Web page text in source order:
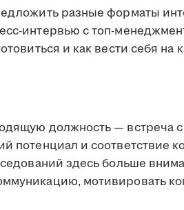
разные форматы
интервью с топ-
и как вести себя на
должность — встреча
потенциал и соответствие
здесь больше
мотивировать